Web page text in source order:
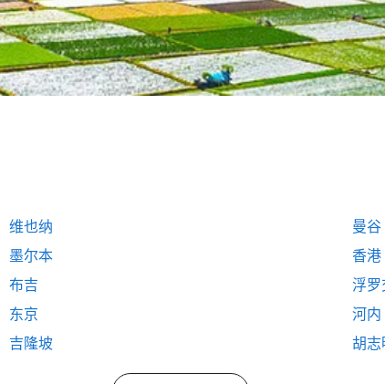
维也纳
曼谷
墨尔本
香港
布吉
浮罗
东京
河内
吉隆坡 胡志